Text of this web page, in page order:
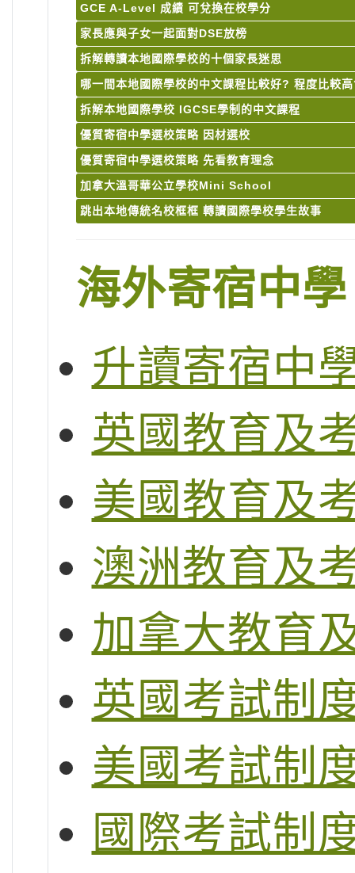
GCE A-Level 成績 可兌換在校學分
家長應與子女一起面對DSE放榜
拆解轉讀本地國際學校的十個家長迷思
哪一間本地國際學校的中文課程比較好? 程度比較
拆解本地國際學校 IGCSE學制的中文課程
優質寄宿中學選校策略 因材選校
優質寄宿中學選校策略 先看教育理念
加拿大溫哥華公立學校Mini School
跳出本地傳統名校框框 轉讀國際學校學生故事
海外寄宿中學
升讀寄宿中
英國教育及
美國教育及
澳洲教育及
加拿大教育
英國考試制
美國考試制
國際考試制